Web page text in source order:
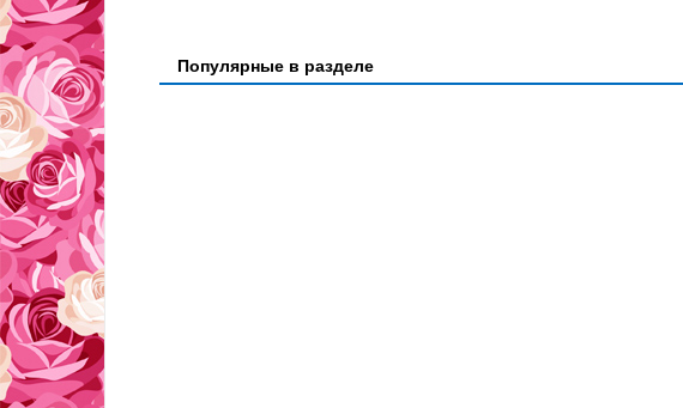
Популярные в разделе